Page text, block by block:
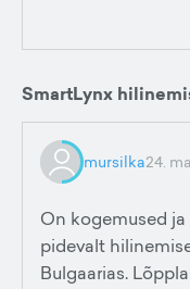
SmartLynx
mursilka24.
On kogemused
pidevalt
Bulgaarias.